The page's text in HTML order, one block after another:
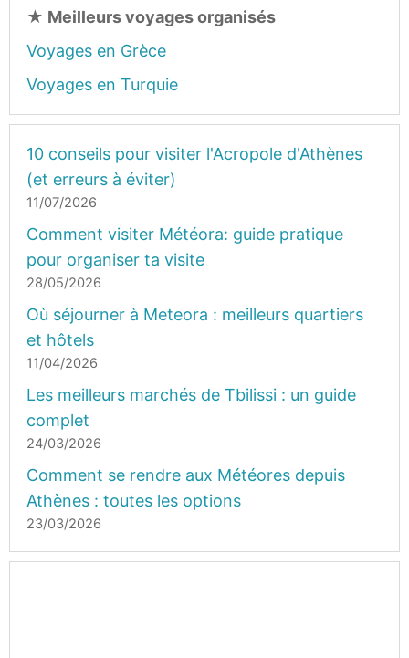
★ Meilleurs voyages organisés
Voyages en Grèce
Voyages en Turquie
10 conseils pour visiter l'Acropole d'Athènes
(et erreurs à éviter)
11/07/2026
Comment visiter Météora: guide pratique
pour organiser ta visite
28/05/2026
Où séjourner à Meteora : meilleurs quartiers
et hôtels
11/04/2026
Les meilleurs marchés de Tbilissi : un guide
complet
24/03/2026
Comment se rendre aux Météores depuis
Athènes : toutes les options
23/03/2026